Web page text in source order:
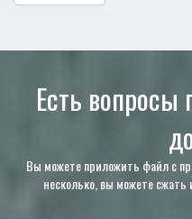
Есть вопросы
Вы можете приложить файл с
несколько, вы можете сжать